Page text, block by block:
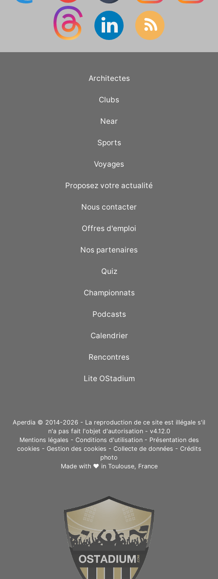
Architectes
Clubs
Near
Sports
Voyages
Proposez votre actualité
Nous contacter
Offres d'emploi
Nos partenaires
Quiz
Championnats
Podcasts
Calendrier
Rencontres
Lite OStadium
Aperdia © 2014-2026 - La reproduction de ce site est illégale s'il
n'a pas fait l'objet d'autorisation - v4.12.0
Mentions légales - Conditions d'utilisation- Présentation des
cookies - Gestion des cookies - Collecte de données - Crédits
photo
Made with ❤ in Toulouse, France